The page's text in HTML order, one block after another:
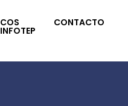
COS
INFOTEP
CONTACTO